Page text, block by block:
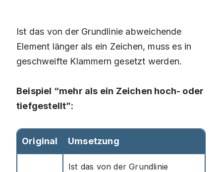
Ist das von der Grundlinie abweichende
Element länger als ein Zeichen, muss es in
geschweifte Klammern gesetzt werden.
Beispiel “mehr als ein Zeichen hoch- oder
tiefgestellt”:
Original Umsetzung
Ist das von der Grundlinie